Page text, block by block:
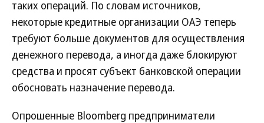
таких операций. По словам источников,
некоторые кредитные организации ОАЭ теперь
требуют больше документов для осуществления
денежного перевода, а иногда даже блокируют
средства и просят субъект банковской операции
обосновать назначение перевода.
Опрошенные Bloomberg предприниматели